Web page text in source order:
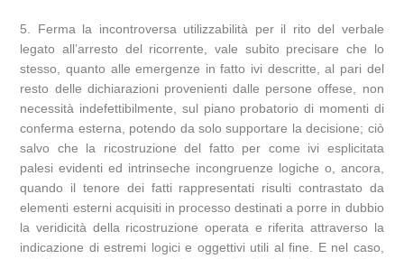
5. Ferma la incontroversa utilizzabilità per il rito del verbale
legato all’arresto del ricorrente, vale subito precisare che lo
stesso, quanto alle emergenze in fatto ivi descritte, al pari del
resto delle dichiarazioni provenienti dalle persone offese, non
necessità indefettibilmente, sul piano probatorio di momenti di
conferma esterna, potendo da solo supportare la decisione; ciò
salvo che la ricostruzione del fatto per come ivi esplicitata
palesi evidenti ed intrinseche incongruenze logiche o, ancora,
quando il tenore dei fatti rappresentati risulti contrastato da
elementi esterni acquisiti in processo destinati a porre in dubbio
la veridicità della ricostruzione operata e riferita attraverso la
indicazione di estremi logici e oggettivi utili al fine. E nel caso,